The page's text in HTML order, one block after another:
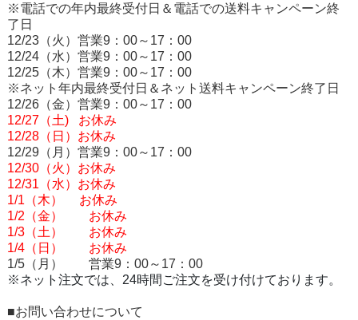
※電話での年内最終受付日＆電話での送料キャンペーン終
了日
12/23（火）営業9：00～17：00
12/24（水）営業9：00～17：00
12/25（木）営業9：00～17：00
※ネット年内最終受付日＆ネット送料キャンペーン終了日
12/26（金）営業9：00～17：00
12/27（土) お休み
12/28（ 日）お休み
12/29（月）営業9：00～17：00
12/30（火）お休み
12/31（水）お休み
1/1 （木）
お休み
1/2 （金） お休み
1/3（土） お休み
1/4（ 日） お休み
1/5（月） 営業9：00～17：00
※ネット注文では、24時間ご注文を受け付けております。
■お問い合わせについて